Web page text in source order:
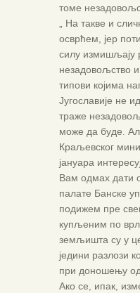
томе
„ На такве и
осврћем, јер
силу измишљају
незадовољство
типови којима
Југославије не
траже
може да буде.
Краљевског
јануара
Вам одмах дати
палате Банске
подижем пре
купљеним по
земљишта су у
једини разлози
при доношењу
Ако се, ипак,